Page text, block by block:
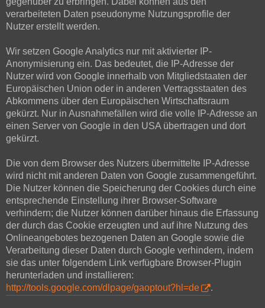
verarbeiteten Daten pseudonyme Nutzungsprofile der
Nutzer erstellt werden.
Wir setzen Google Analytics nur mit aktivierter IP-
Anonymisierung ein. Das bedeutet, die IP-Adresse der
Nutzer wird von Google innerhalb von Mitgliedstaaten der
Europäischen Union oder in anderen Vertragsstaaten des
Abkommens über den Europäischen Wirtschaftsraum
gekürzt. Nur in Ausnahmefällen wird die volle IP-Adresse an
einen Server von Google in den USA übertragen und dort
gekürzt.
Die von dem Browser des Nutzers übermittelte IP-Adresse
wird nicht mit anderen Daten von Google zusammengeführt.
Die Nutzer können die Speicherung der Cookies durch eine
entsprechende Einstellung ihrer Browser-Software
verhindern; die Nutzer können darüber hinaus die Erfassung
der durch das Cookie erzeugten und auf ihre Nutzung des
Onlineangebotes bezogenen Daten an Google sowie die
Verarbeitung dieser Daten durch Google verhindern, indem
sie das unter folgendem Link verfügbare Browser-Plugin
herunterladen und installieren:
http://tools.google.com/dlpage/gaoptout?hl=de
.